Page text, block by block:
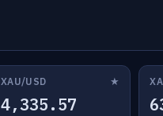
XAU/USD ★
4,335.57